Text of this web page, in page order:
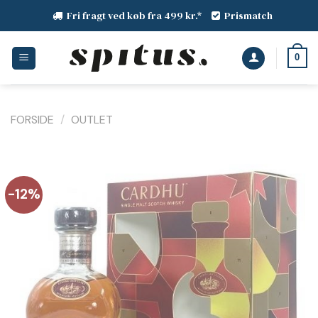
indhold
Fri fragt ved køb fra 499 kr.* Prismatch
0
FORSIDE / OUTLET
-12%